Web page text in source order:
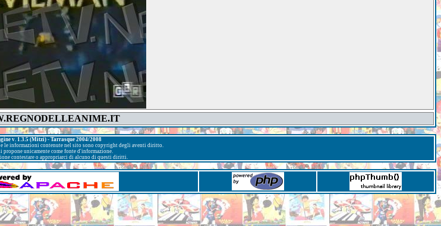
v. 1.3.5 (Mitzi) - Tarrasque 2004/2008
le informazioni contenute nel sito sono copyright degli aventi diritto.
propone unicamente come fonte d'informazione.
contestare o appropriarci di alcuno di questi diritti.